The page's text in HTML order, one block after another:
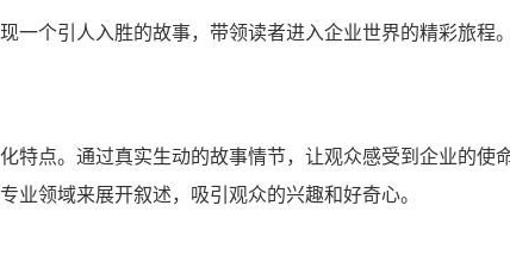
个引人入胜的故事，带领读者进入企业世界的精彩旅程。
点。通过真实生动的故事情节，让观众感受到企业的使
业领域来展开叙述，吸引观众的兴趣和好奇心。